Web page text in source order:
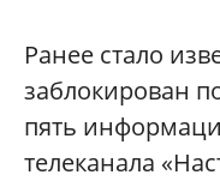
Ранее стало
заблокирован
пять
телеканала